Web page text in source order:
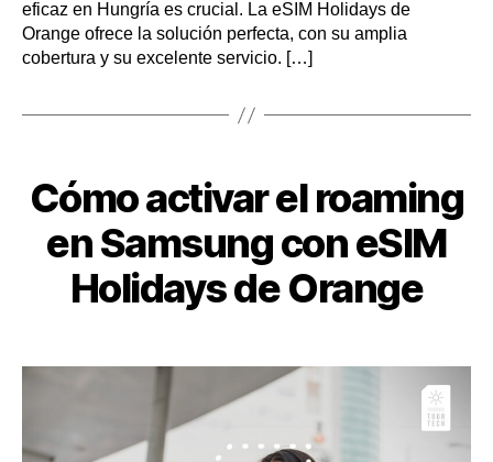
eficaz en Hungría es crucial. La eSIM Holidays de
Orange ofrece la solución perfecta, con su amplia
cobertura y su excelente servicio. […]
Cómo activar el roaming
en Samsung con eSIM
Holidays de Orange